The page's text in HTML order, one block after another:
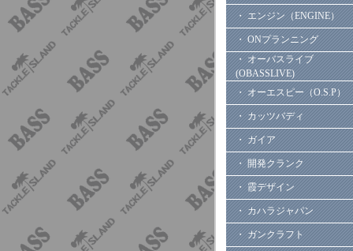
・ エンジン（ENGINE）
・ ONプランニング
・ オーバスライブ
(OBASSLIVE)
・ オーエスピー（O.S.P）
・ カッツバディ
・ ガイア
・ 開発クランク
・ 霞デザイン
・ カハラジャパン
・ ガンクラフト